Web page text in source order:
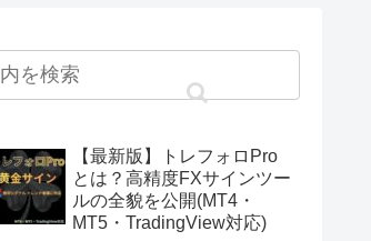
【最新版】トレフォロPro
とは？高精度FXサインツー
ルの全貌を公開(MT4・
MT5・TradingView対応)